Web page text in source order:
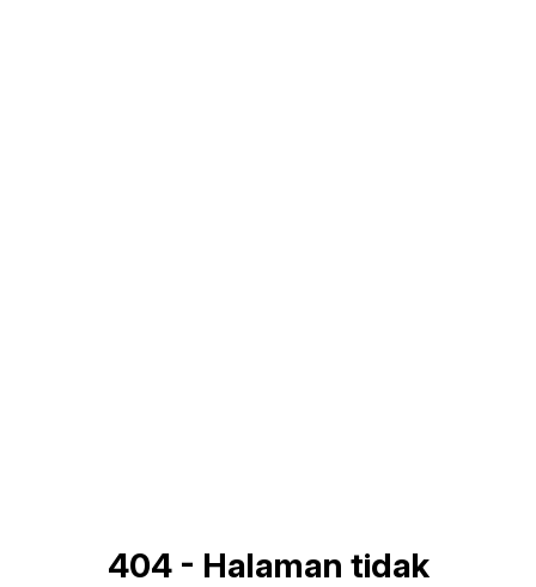
404- Halaman tidak